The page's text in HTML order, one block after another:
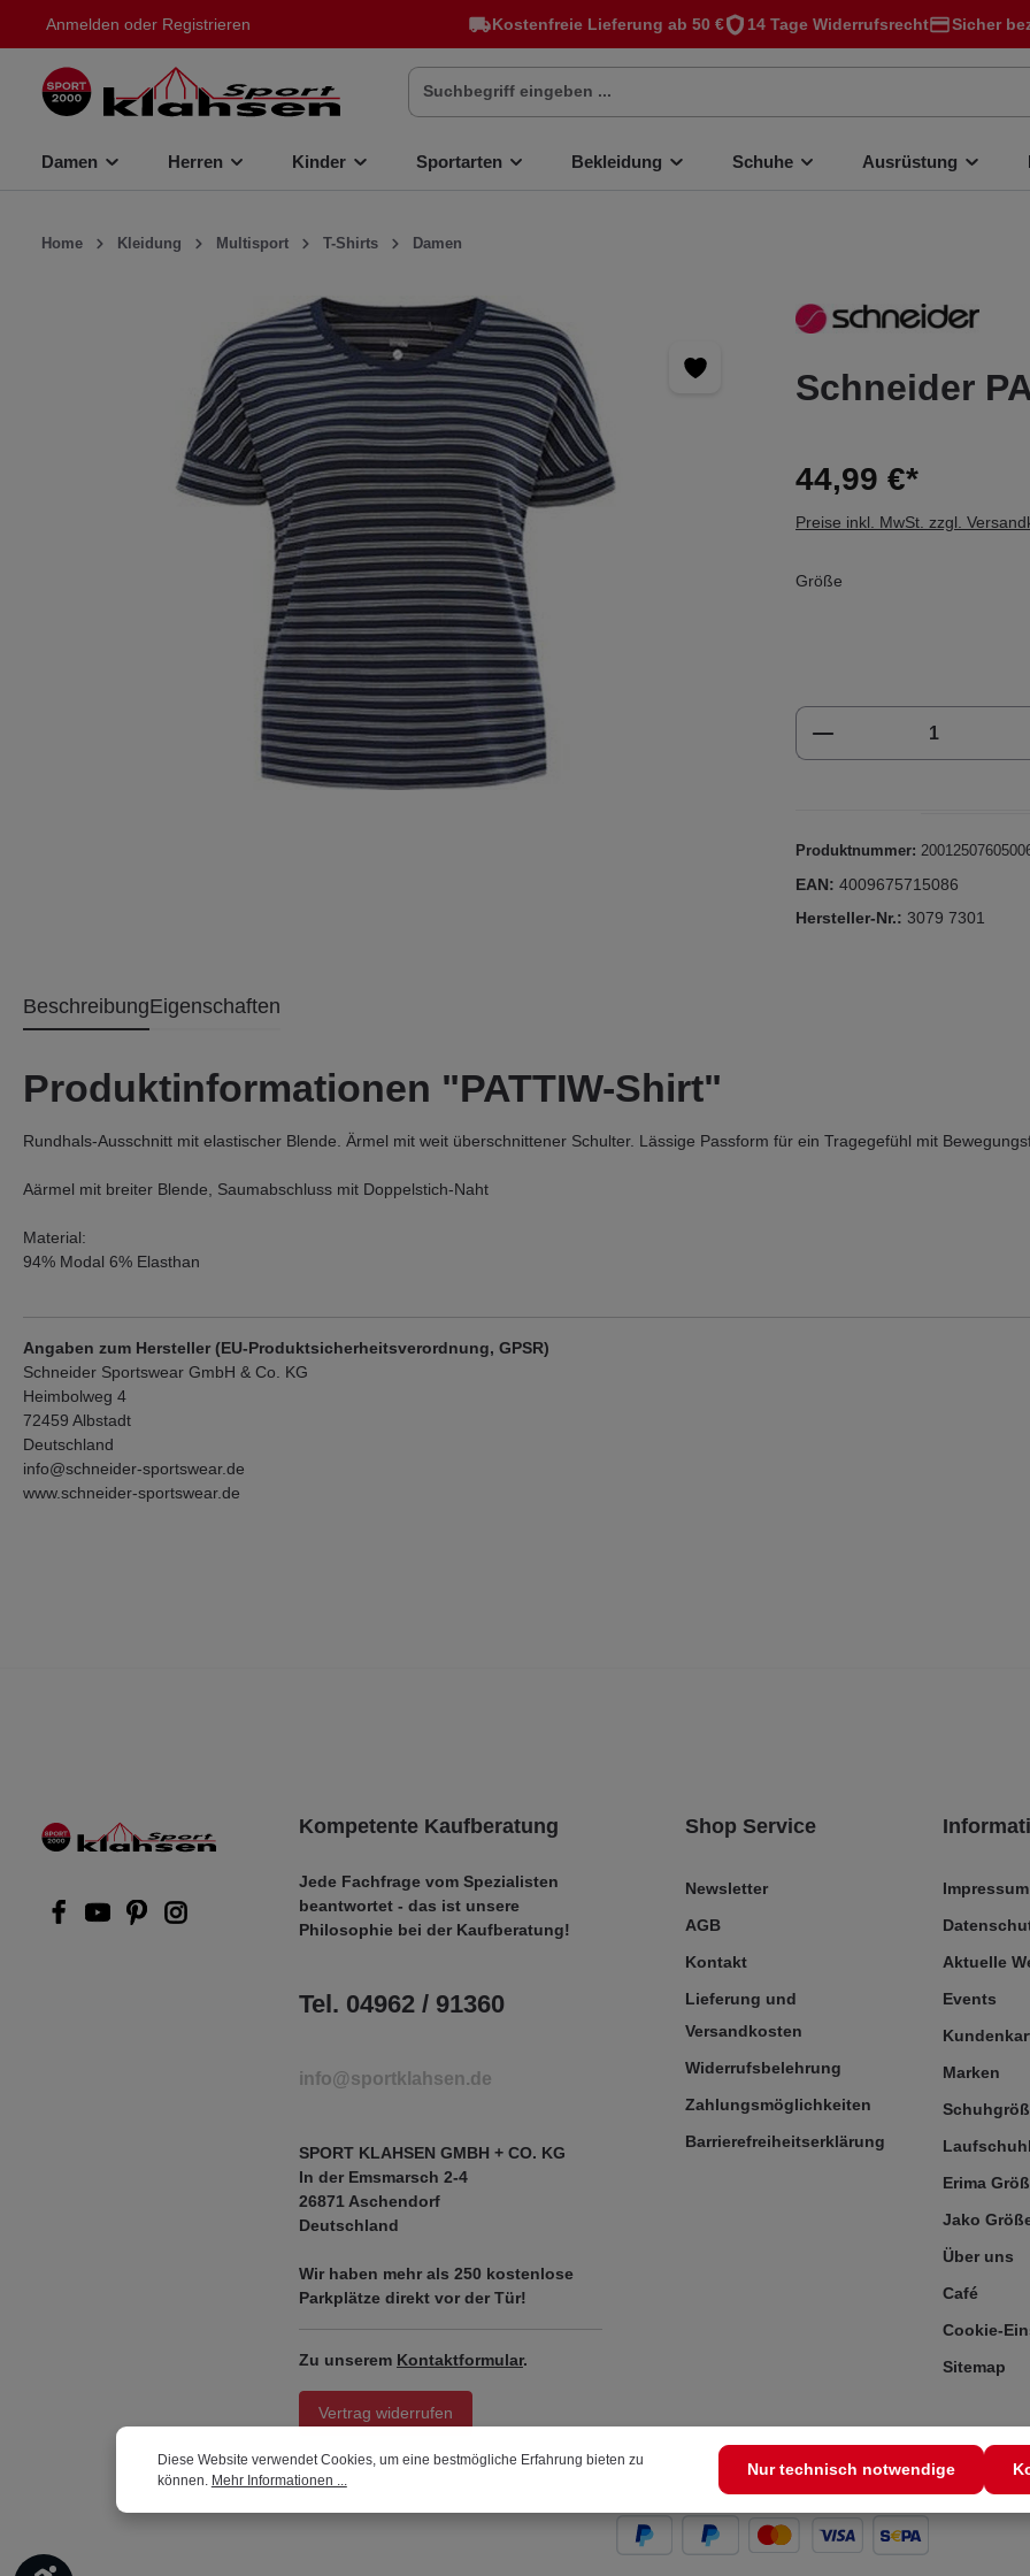
springen Kostenfreie Lieferung ab 50 € 14 Tage Widerrufsrecht Sicher
Anmelden oder Registrieren
Damen Herren Kinder Sportarten Bekleidung Schuhe Ausrüstung
Home Kleidung Multisport T-Shirts Damen
Schneider
44,99 €*
Preise inkl. MwSt. zzgl.
Größe
Produkt Anzahl:
Produktnummer:
EAN: 4009675715086
Hersteller-Nr.: 3079 7301
BeschreibungEigenschaften
Produktinformationen "PATTIW-Shirt"
Rundhals-Ausschnitt mit elastischer Blende. Ärmel mit weit überschnittener Schulter. Lässige Passform für ein Tragegefühl mit
Aärmel mit breiter Blende, Saumabschluss mit Doppelstich-Naht
Material:
94% Modal 6% Elasthan
Angaben zum Hersteller (EU-Produktsicherheitsverordnung, GPSR)
Schneider Sportswear GmbH & Co. KG
Heimbolweg 4
72459 Albstadt
Deutschland
info@schneider-sportswear.de
www.schneider-sportswear.de
Kompetente Kaufberatung
Jede Fachfrage vom Spezialisten
beantwortet - das ist unsere
Philosophie bei der Kaufberatung!
Tel. 04962 / 91360
info@sportklahsen.de
SPORT KLAHSEN GMBH + CO. KG
In der Emsmarsch 2-4
26871 Aschendorf
Deutschland
Wir haben mehr als 250 kostenlose
Parkplätze direkt vor der Tür!
Zu unserem Kontaktformular.
Vertrag widerrufen
Shop Service
Newsletter
AGB
Kontakt
Lieferung und
Versandkosten
Widerrufsbelehrung
Zahlungsmöglichkeiten
Barrierefreiheitserklärung
Impressum
Aktuelle
Events
Marken
Erima
Jako
Über uns
Café
Cookie-
Sitemap
Diese Website verwendet Cookies, um eine bestmögliche Erfahrung bieten zu
können. Mehr Informationen ...
Nur technisch notwendige